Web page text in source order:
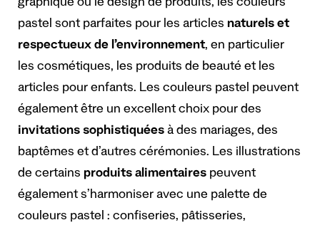
graphique ou le design de produits, les couleurs
pastel sont parfaites pour les articles naturels et
respectueux de l’environnement, en particulier
les cosmétiques, les produits de beauté et les
articles pour enfants. Les couleurs pastel peuvent
également être un excellent choix pour des
invitations sophistiquées à des mariages, des
baptêmes et d’autres cérémonies. Les illustrations
de certains produits alimentaires peuvent
également s’harmoniser avec une palette de
couleurs pastel : confiseries, pâtisseries,